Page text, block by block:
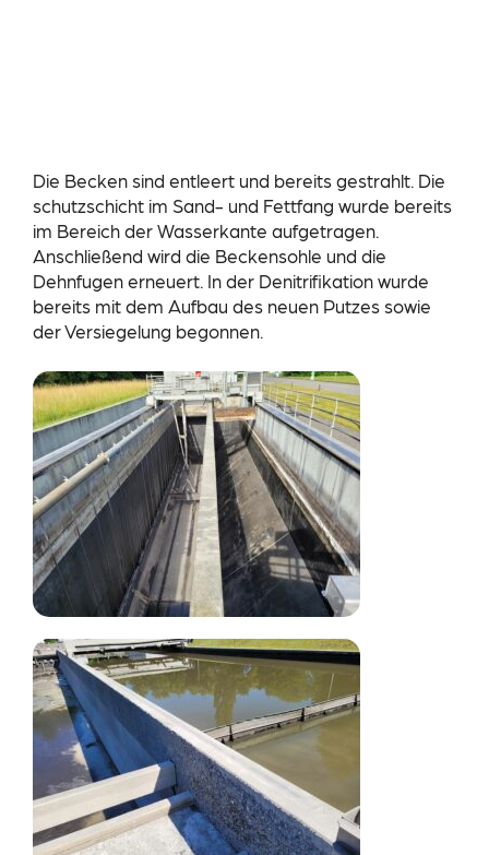
Die Becken sind entleert und bereits gestrahlt. Die
schutzschicht im Sand- und Fettfang wurde bereits
im Bereich der Wasserkante aufgetragen.
Anschließend wird die Beckensohle und die
Dehnfugen erneuert. In der Denitrifikation wurde
bereits mit dem Aufbau des neuen Putzes sowie
der Versiegelung begonnen.